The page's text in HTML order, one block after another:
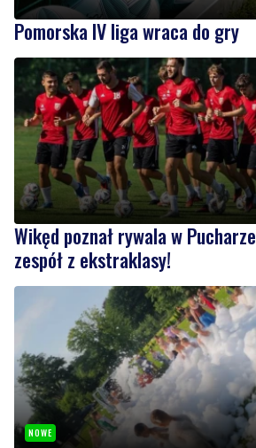
Pomorska IV liga wraca do gry
Wikęd poznał rywala w
zespół z ekstraklasy!
NOWE